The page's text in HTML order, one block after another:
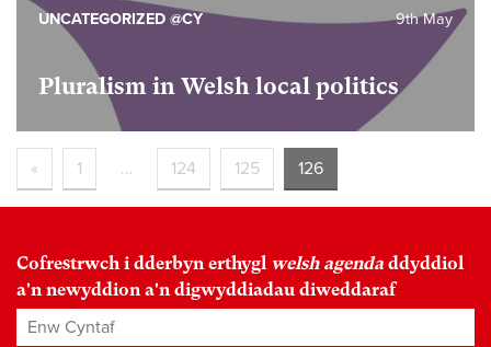
Pluralism in Welsh local politics
9th May
UNCATEGORIZED @CY
« 1 … 124 125 126
Cofrestrwch i dderbyn erthygl welsh agenda ddyddiol
a'n newyddion a'n digwyddiadau diweddaraf
Enw Cyntaf